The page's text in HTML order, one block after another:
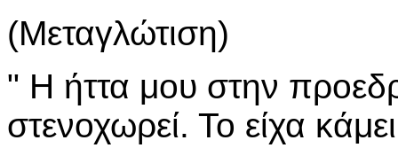
(Μεταγλώτιση)
" Η ήττα μου στην
στενοχωρεί. Το είχα